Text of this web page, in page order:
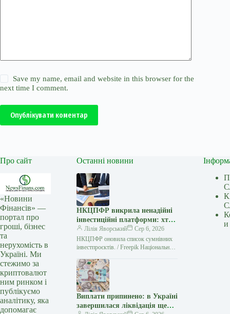
Save my name, email and website in this browser for the
next time I comment.
Опублікувати коментар
Про сайт
«Новини
Фінансів» —
портал про
гроші, бізнес
та
нерухомість в
Україні. Ми
стежимо за
криптовалют
ним ринком і
публікуємо
аналітику, яка
допомагає
Останні новини
НКЦПФР викрила ненадійні
інвестиційні платформи: хто
поповнив список
Лілія Яворський
Сер 6, 2026
НКЦПФР оновила список сумнівних
інвестпроєктів. / Freepik Національна
ринку (НКЦПФР) виявила три нові
фінансові…
Виплати припинено: в Україні
завершилася ліквідація ще
и